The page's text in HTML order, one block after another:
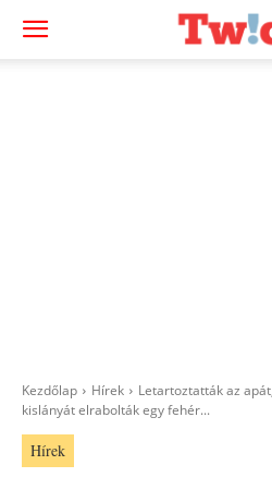
Kezdőlap Hírek
Letartoztatták az
kislányát elrabolták egy fehér...
Hírek